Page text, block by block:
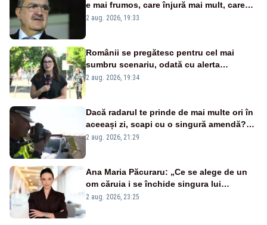
e mai frumos, care înjură mai mult, care
țipă mai tare, ci pe proiecte”
2 aug. 2026, 19:33
Românii se pregătesc pentru cel mai
sumbru scenariu, odată cu alerta
energetică
2 aug. 2026, 19:34
Dacă radarul te prinde de mai multe ori în
aceeași zi, scapi cu o singură amendă?
Ce spune legea
2 aug. 2026, 21:29
Ana Maria Păcuraru: „Ce se alege de un
om căruia i se închide singura lui
portiță?”
2 aug. 2026, 23:25